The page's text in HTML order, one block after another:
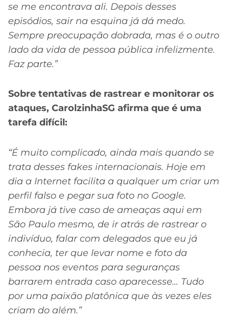
se me encontrava ali. Depois desses
episódios, sair na esquina já dá medo.
Sempre preocupação dobrada, mas é o outro
lado da vida de pessoa pública infelizmente.
Faz parte.”
Sobre tentativas de rastrear e monitorar os
ataques, CarolzinhaSG afirma que é uma
tarefa difícil:
“É muito complicado, ainda mais quando se
trata desses fakes internacionais. Hoje em
dia a Internet facilita a qualquer um criar um
perfil falso e pegar sua foto no Google.
Embora já tive caso de ameaças aqui em
São Paulo mesmo, de ir atrás de rastrear o
indivíduo, falar com delegados que eu já
conhecia, ter que levar nome e foto da
pessoa nos eventos para seguranças
barrarem entrada caso aparecesse… Tudo
por uma paixão platônica que às vezes eles
criam do além.”